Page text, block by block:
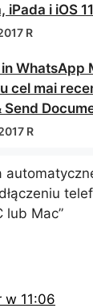
iPada i iOS 11
R
WhatsApp
cel mai
Send
R
lub Mac”
w 11:06